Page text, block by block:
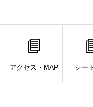
アクセス・MAP シー